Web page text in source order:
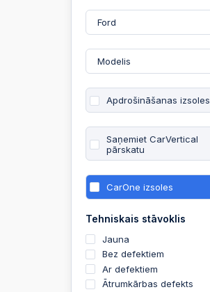
Apdrošināšanas izsoles
Saņemiet CarVertical
pārskatu
CarOne izsoles
Tehniskais stāvoklis
Jauna
Bez defektiem
Ar defektiem
Ātrumkārbas defekts